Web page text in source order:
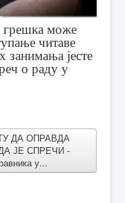
грешка може
читаве
занимања јесте
о раду у
ДА ОПРАВДА
ЈЕ СПРЕЧИ -
у...